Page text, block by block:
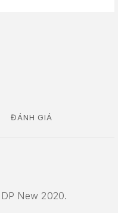
ĐÁNH GIÁ
New 2020.